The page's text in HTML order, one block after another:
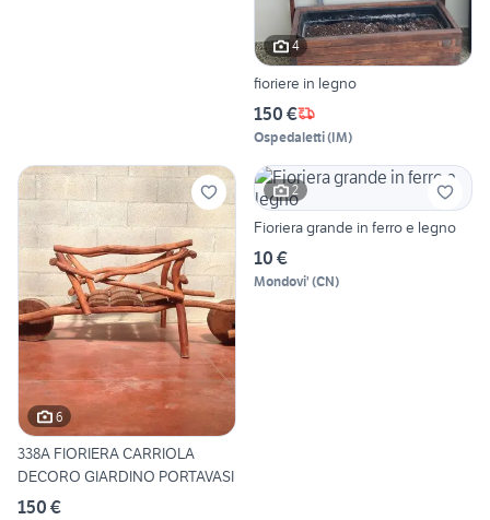
4
fioriere in legno
150 €
Ospedaletti(IM)
6
338A FIORIERA CARRIOLA
DECORO GIARDINO PORTAVASI
150 €
2
Fioriera grande in ferro e legno
10 €
Mondovi' (CN)